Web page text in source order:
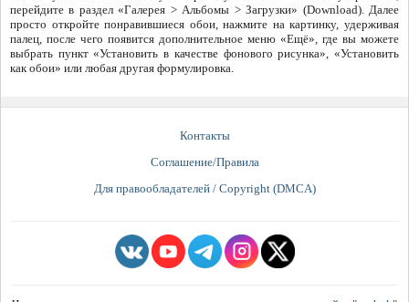
перейдите в раздел «Галерея > Альбомы > Загрузки» (Download). Далее
просто откройте понравившиеся обои, нажмите на картинку, удерживая
палец, после чего появится дополнительное меню «Ещё», где вы можете
выбрать пункт «Установить в качестве фонового рисунка», «Установить
как обои» или любая другая формулировка.
Контакты
Соглашение/Правила
Для правообладателей / Copyright (DMCA)